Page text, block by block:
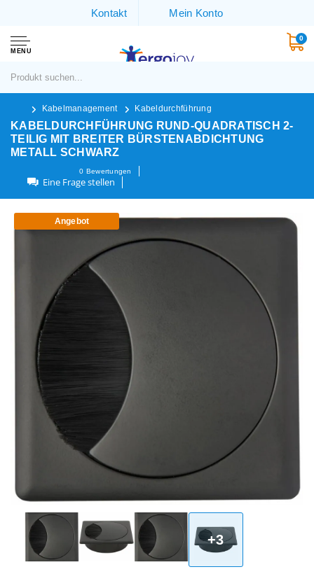
Kontakt Mein Konto
MENU
0
Kabelmanagement Kabeldurchführung
KABELDURCHFÜHRUNG RUND-QUADRATISCH 2-
TEILIG MIT BREITER BÜRSTENABDICHTUNG
METALL SCHWARZ
0 Bewertungen
Eine Frage stellen
Angebot
+3